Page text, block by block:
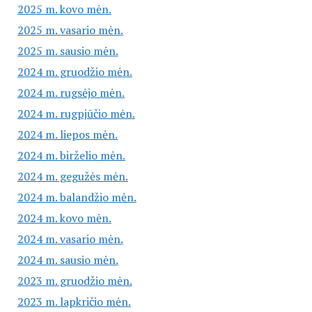
2025 m. kovo mėn.
2025 m. vasario mėn.
2025 m. sausio mėn.
2024 m. gruodžio mėn.
2024 m. rugsėjo mėn.
2024 m. rugpjūčio mėn.
2024 m. liepos mėn.
2024 m. birželio mėn.
2024 m. gegužės mėn.
2024 m. balandžio mėn.
2024 m. kovo mėn.
2024 m. vasario mėn.
2024 m. sausio mėn.
2023 m. gruodžio mėn.
2023 m. lapkričio mėn.